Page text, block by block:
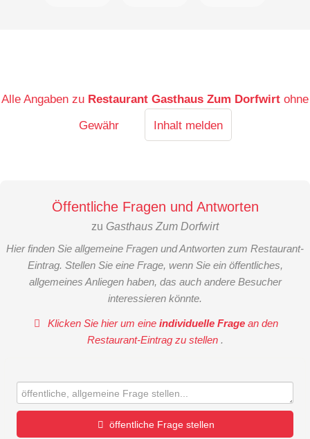
Alle Angaben zu Restaurant Gasthaus Zum Dorfwirt ohne
Gewähr
Inhalt melden
Öffentliche Fragen und Antworten
zu Gasthaus Zum Dorfwirt
Hier finden Sie allgemeine Fragen und Antworten zum Restaurant-
Eintrag. Stellen Sie eine Frage, wenn Sie ein öffentliches,
allgemeines Anliegen haben, das auch andere Besucher
interessieren könnte.
Klicken Sie hier um eineindividuelle Frage an den
Restaurant-Eintrag zu stellen .
öffentliche Frage stellen